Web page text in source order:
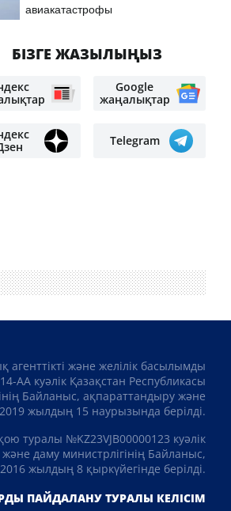
авиакатастрофы
БІЗГЕ ЖАЗЫЛЫҢЫЗ
Google
жаңалықтар
Telegram
және желілік басылымды
АА куәлік Қазақстан Республикасы
Байланыс, ақпараттандыру және
жылдың 15 наурызында берілді.
туралы №KZ23VJB00000123 куәлік
даму министрлігінің Байланыс,
жылдың 8 қыркүйегінде берілді.
ПАЙДАЛАНУ ТУРАЛЫ КЕЛІСІМ